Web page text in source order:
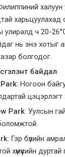
халуун
харьцуулахад
улиралд ч 20-
нь энэ хотыг
болгодог.
байдал
: Ногоон
цэцэрлэгт
Park: Уулсын
: Гэр бүлийн
хүмүүсийн дуртай